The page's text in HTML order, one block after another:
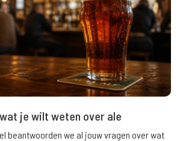
je wilt weten over ale
beantwoorden we al jouw vragen over wat